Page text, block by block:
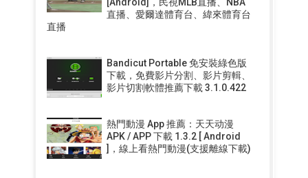
直播、愛爾達體育台、緯來體育台
直播
Bandicut Portable 免安裝綠色版
下載，免費影片分割、影片剪輯、
影片切割軟體推薦下載 3.1.0.422
熱門動漫 App 推薦：天天动漫
APK / APP 下載 1.3.2 [ Android
]，線上看熱門動漫(支援離線下載)